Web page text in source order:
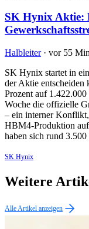
SK Hynix
Halbleiter · vor 55
SK Hynix startet in
der Aktie entscheiden
Prozent auf
Woche die offizielle
– ein interner Konflikt,
HBM4-Produktion
haben sich rund
SK Hynix
Weitere
Alle Artikel anzeigen